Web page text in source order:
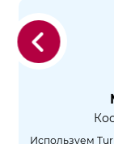
Назад
Используем